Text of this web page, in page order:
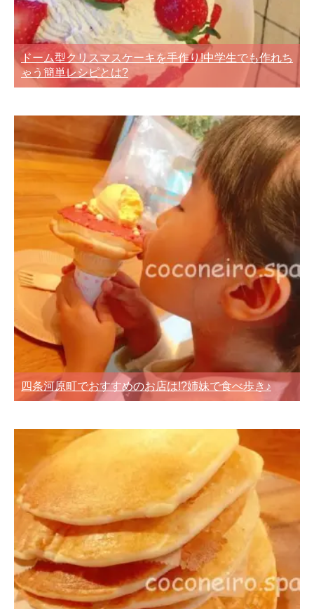
ドーム型クリスマスケーキを手作り!中学生でも作れち
ゃう簡単レシピとは?
四条河原町でおすすめのお店は!?姉妹で食べ歩き♪